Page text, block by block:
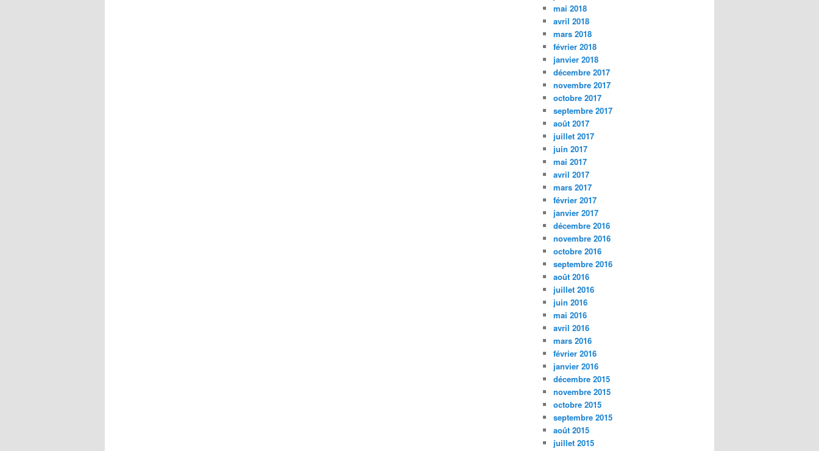
mai 2018
avril 2018
mars 2018
février 2018
janvier 2018
décembre 2017
novembre 2017
octobre 2017
septembre 2017
août 2017
juillet 2017
juin 2017
mai 2017
avril 2017
mars 2017
février 2017
janvier 2017
décembre 2016
novembre 2016
octobre 2016
septembre 2016
août 2016
juillet 2016
juin 2016
mai 2016
avril 2016
mars 2016
février 2016
janvier 2016
décembre 2015
novembre 2015
octobre 2015
septembre 2015
août 2015
juillet 2015